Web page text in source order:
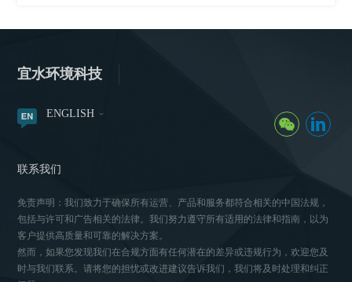
宜水环境科技
ENGLISH
联系我们
免责声明：我们致力于确保所有运营、产品和服务都符合相关的中国法规，
包括与许可和广告相关的法律。我们努力遵守所有适用的法律和指南，以为
客户提供高质量和可靠的解决方案。
然而，如果您发现我们在合规方面有任何潜在的差异或违规行为，欢迎您及
时与我们联系。请将您的担忧或改进建议告诉我们，我们将及时处理和纠正